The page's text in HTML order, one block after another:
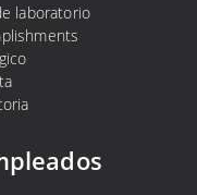
laboratorio